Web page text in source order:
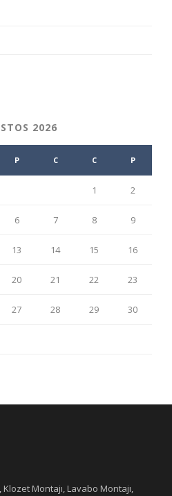
2026
P C C P
1 2
6 7 8 9
13 14 15 16
20 21 22 23
27 28 29 30
Montajı, Lavabo Montajı,